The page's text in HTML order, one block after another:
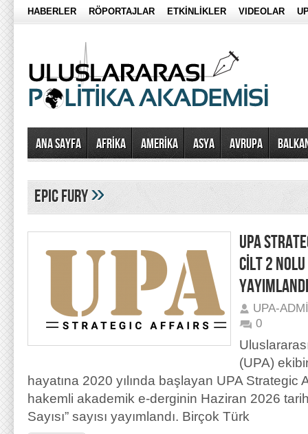
HABERLER RÖPORTAJLAR ETKİNLİKLER VIDEOLAR
Ana Sayfa AFRİKA AMERİKA ASYA AVRUPA
epic fury»
UPA
CİLT 2
YAYIMLANDI
UPA-
0
(UPA)
hayatına 2020 yılında başlayan UPA Strategic
hakemli akademik e-derginin Haziran 2026
Sayısı” sayısı yayımlandı. Birçok Türk